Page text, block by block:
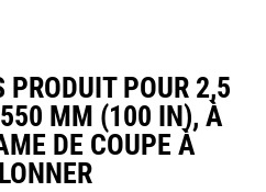
PRODUIT POUR 2,5
MM (100 IN), À
DE COUPE À